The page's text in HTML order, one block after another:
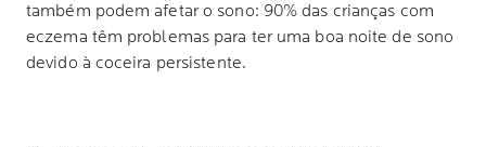
também podem afetar o sono: 90% das crianças com
eczema têm problemas para ter uma boa noite de sono
devido à coceira persistente.